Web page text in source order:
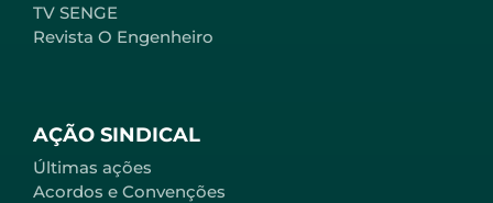
AÇÃO SINDICAL
Últimas ações
Acordos e Convenções
TV SENGE
Revista O Engenheiro